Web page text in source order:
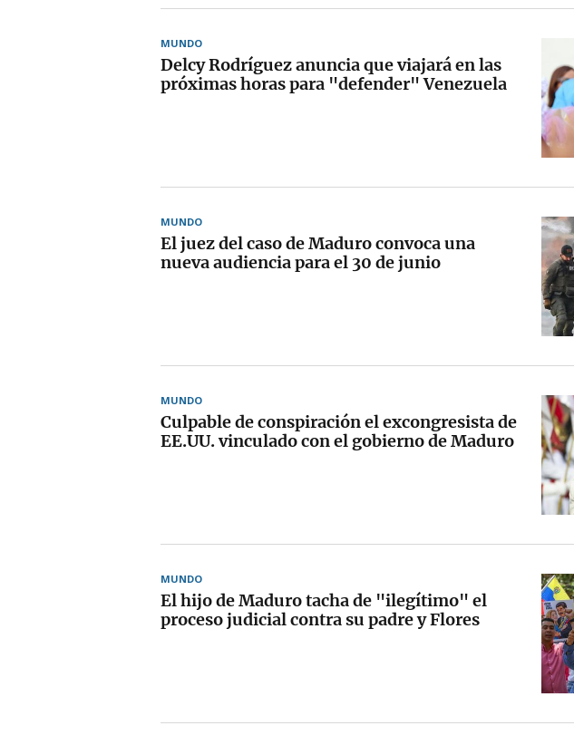
MUNDO
Delcy Rodríguez anuncia que viajará en las
próximas horas para "defender" Venezuela
MUNDO
El juez del caso de Maduro convoca una
nueva audiencia para el 30 de junio
MUNDO
Culpable de conspiración el excongresista de
EE.UU. vinculado con el gobierno de Maduro
MUNDO
El hijo de Maduro tacha de "ilegítimo" el
proceso judicial contra su padre y Flores